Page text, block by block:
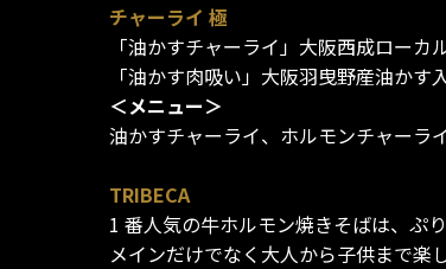
チャーライ 極
「油かすチャーライ」大阪西成ロー
「油かす肉吸い」大阪羽曳野産油かす
＜メニュー＞
油かすチャーライ、ホルモンチャーラ
TRIBECA
1 番人気の牛ホルモン焼きそばは、ぷ
メインだけでなく大人から子供まで楽